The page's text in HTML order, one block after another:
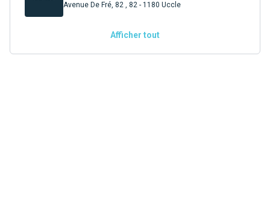
Avenue De Fré, 82 , 82 - 1180 Uccle
Afficher tout